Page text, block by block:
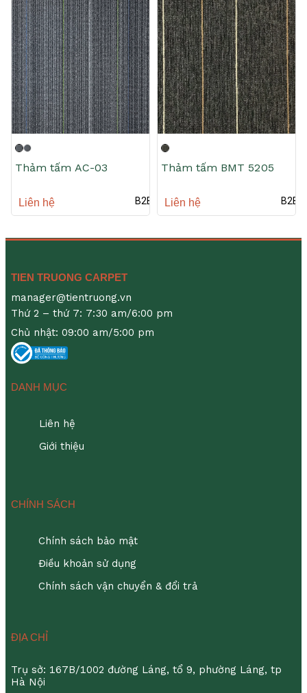
Thảm tấm AC-03
Liên hệ B2B
Thảm tấm BMT 5205
Liên hệ B2B
TIEN TRUONG CARPET
manager@tientruong.vn
Thứ 2 – thứ 7: 7:30 am/6:00 pm
Chủ nhật: 09:00 am/5:00 pm
DANH MỤC
Liên hệ
Giới thiệu
CHÍNH SÁCH
Chính sách bảo mật
Điều khoản sử dụng
Chính sách vận chuyển & đổi trả
ĐỊA CHỈ
Trụ sở: 167B/1002 đường Láng, tổ 9, phường Láng, tp
Hà Nội